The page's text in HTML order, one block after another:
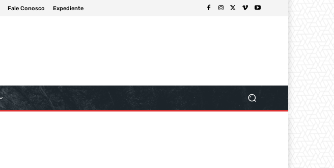
Fale Conosco Expediente